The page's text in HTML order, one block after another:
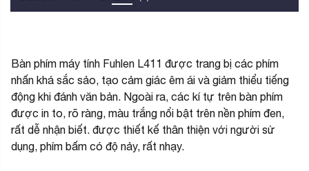
Bàn phím máy tính Fuhlen L411 được trang bị các phím
nhấn khá sắc sảo, tạo cảm giác êm ái và giảm thiểu tiếng
động khi đánh văn bản. Ngoài ra, các kí tự trên bàn phím
được in to, rõ ràng, màu trắng nổi bật trên nền phím đen,
rất dễ nhận biết. được thiết kế thân thiện với người sử
dụng, phím bấm có độ nảy, rất nhạy.